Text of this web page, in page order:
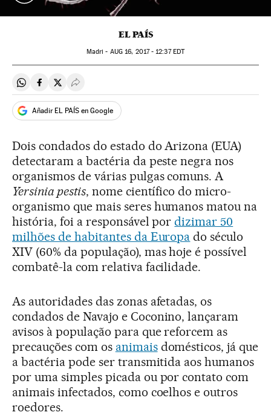
EL PAÍS
Madri - AUG 16, 2017 - 12:37EDT
Compartir en Whatsapp
Compartir en Facebook
Compartir en Twitter
Desplegar Redes Sociales
Añadir EL PAÍS en Google
Dois condados do estado do Arizona (EUA)
detectaram a bactéria da peste negra nos
organismos de várias pulgas comuns. A
Yersinia pestis, nome científico do micro-
organismo que mais seres humanos matou na
história, foi a responsável pordizimar 50
milhões de habitantes da Europa do século
XIV (60% da população), mas hoje é possível
combatê-la com relativa facilidade.
As autoridades das zonas afetadas, os
condados de Navajo e Coconino, lançaram
avisos à população para que reforcem as
precauções com os animaisdomésticos, já que
a bactéria pode ser transmitida aos humanos
por uma simples picada ou por contato com
animais infectados, como coelhos e outros
roedores.